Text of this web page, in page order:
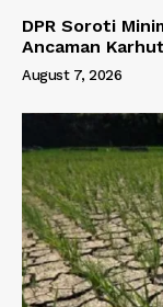
DPR Soroti
Ancaman
August 7, 2026